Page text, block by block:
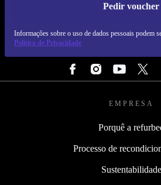
Pedir voucher
Informações sobre o uso de dados pessoais podem
Política de Privacidade
EMPRESA
Porquê a
Processo de
Sustentabilidade